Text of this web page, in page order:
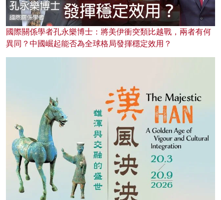
國際關係學者孔永樂博士：將美伊衝突類比越戰，兩者有何
異同？中國崛起能否為全球格局發揮穩定效用？